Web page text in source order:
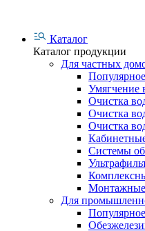
Каталог
Каталог продукции
Для частных
Умягчение
Очистка
Очистка
Очистка
Системы
Монтажные
Для